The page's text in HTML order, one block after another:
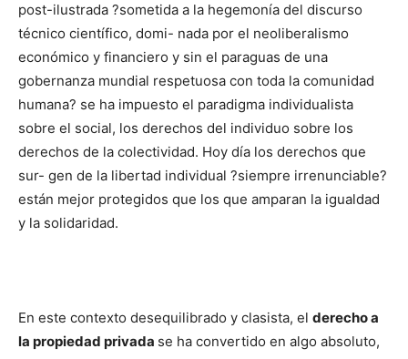
post-ilustrada ?sometida a la hegemonía del discurso
técnico científico, domi- nada por el neoliberalismo
económico y financiero y sin el paraguas de una
gobernanza mundial respetuosa con toda la comunidad
humana? se ha impuesto el paradigma individualista
sobre el social, los derechos del individuo sobre los
derechos de la colectividad. Hoy día los derechos que
sur- gen de la libertad individual ?siempre irrenunciable?
están mejor protegidos que los que amparan la igualdad
y la solidaridad.
En este contexto desequilibrado y clasista, el derecho a
la propiedad privada se ha convertido en algo absoluto,